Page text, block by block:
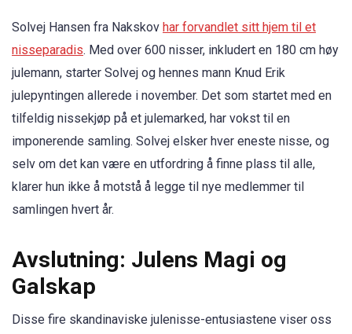
Solvej Hansen fra Nakskov har forvandlet sitt hjem til et
nisseparadis. Med over 600 nisser, inkludert en 180 cm høy
julemann, starter Solvej og hennes mann Knud Erik
julepyntingen allerede i november. Det som startet med en
tilfeldig nissekjøp på et julemarked, har vokst til en
imponerende samling. Solvej elsker hver eneste nisse, og
selv om det kan være en utfordring å finne plass til alle,
klarer hun ikke å motstå å legge til nye medlemmer til
samlingen hvert år.
Avslutning: Julens Magi og
Galskap
Disse fire skandinaviske julenisse-entusiastene viser oss